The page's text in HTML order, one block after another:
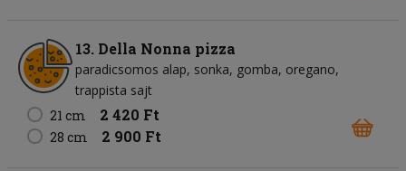
13. Della Nonna pizza
paradicsomos alap sonka gomba oregano
trappista sajt
21 cm
2 420 Ft
28 cm 2 900 Ft